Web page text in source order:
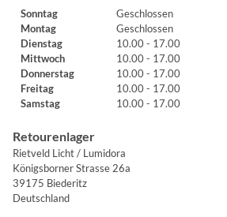
Sonntag
Geschlossen
Montag
Geschlossen
Dienstag
10.00 - 17.00
Mittwoch
10.00 - 17.00
Donnerstag
10.00 - 17.00
Freitag
10.00 - 17.00
Samstag
10.00 - 17.00
Retourenlager
Rietveld Licht / Lumidora
Königsborner Strasse 26a
39175 Biederitz
Deutschland